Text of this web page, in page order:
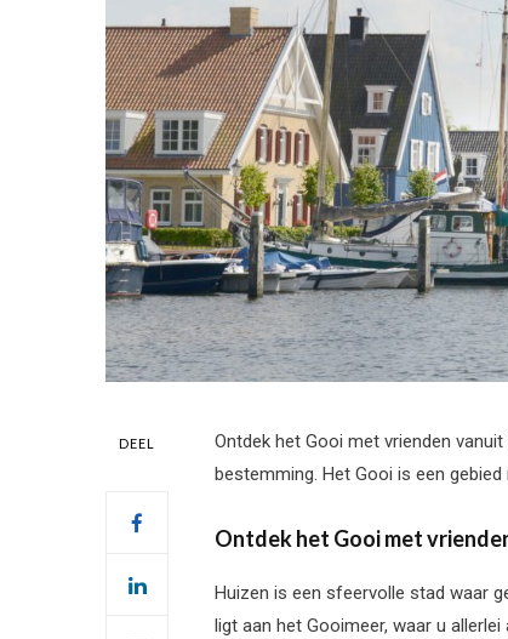
DEEL
Ontdek het Gooi met vrienden
bestemming. Het Gooi is een
Ontdek het Gooi met
Huizen is een sfeervolle stad waar
ligt aan het Gooimeer, waar u